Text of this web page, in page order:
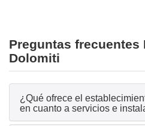
Preguntas frecuentes
Dolomiti
¿Qué ofrece el
en cuanto a servicios e